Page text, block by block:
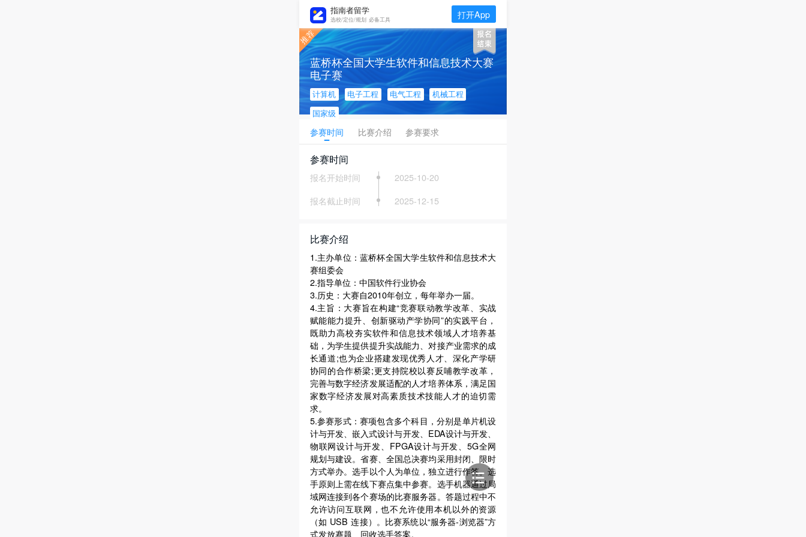
指南者留学
选校/定位/规划 必备工具 打开App
蓝桥杯全国大学生软件和信息技术大赛
电子赛
计算机 电子工程 电气工程
机械工程
国家级
参赛时间 比赛介绍 参赛要求
参赛时间
报名开始时间
2025-10-20
报名截止时间
2025-12-15
比赛介绍
1.主办单位：蓝桥杯全国大学生软件和信息技术大
赛组委会
2.指导单位：中国软件行业协会
3.历史：大赛自2010年创立，每年举办一届。
4.主旨：大赛旨在构建“竞赛联动教学改革、实战
赋能能力提升、创新驱动产学协同”的实践平台，
既助力高校夯实软件和信息技术领域人才培养基
础，为学生提供提升实战能力、对接产业需求的成
长通道;也为企业搭建发现优秀人才、深化产学研
协同的合作桥梁;更支持院校以赛反哺教学改革，
完善与数字经济发展适配的人才培养体系，满足国
家数字经济发展对高素质技术技能人才的迫切需
求。
5.参赛形式：赛项包含多个科目，分别是单片机设
计与开发、嵌入式设计与开发、EDA设计与开发、
物联网设计与开发、FPGA设计与开发、5G全网
规划与建设。省赛、全国总决赛均采用封闭、限时
方式举办。选手以个人为单位，独立进行作答。选
手原则上需在线下赛点集中参赛。选手机器通过局
域网连接到各个赛场的比赛服务器。答题过程中不
允许访问互联网，也不允许使用本机以外的资源
（如 USB 连接）。比赛系统以“服务器-浏览器”方
式发放赛题、回收选手答案。